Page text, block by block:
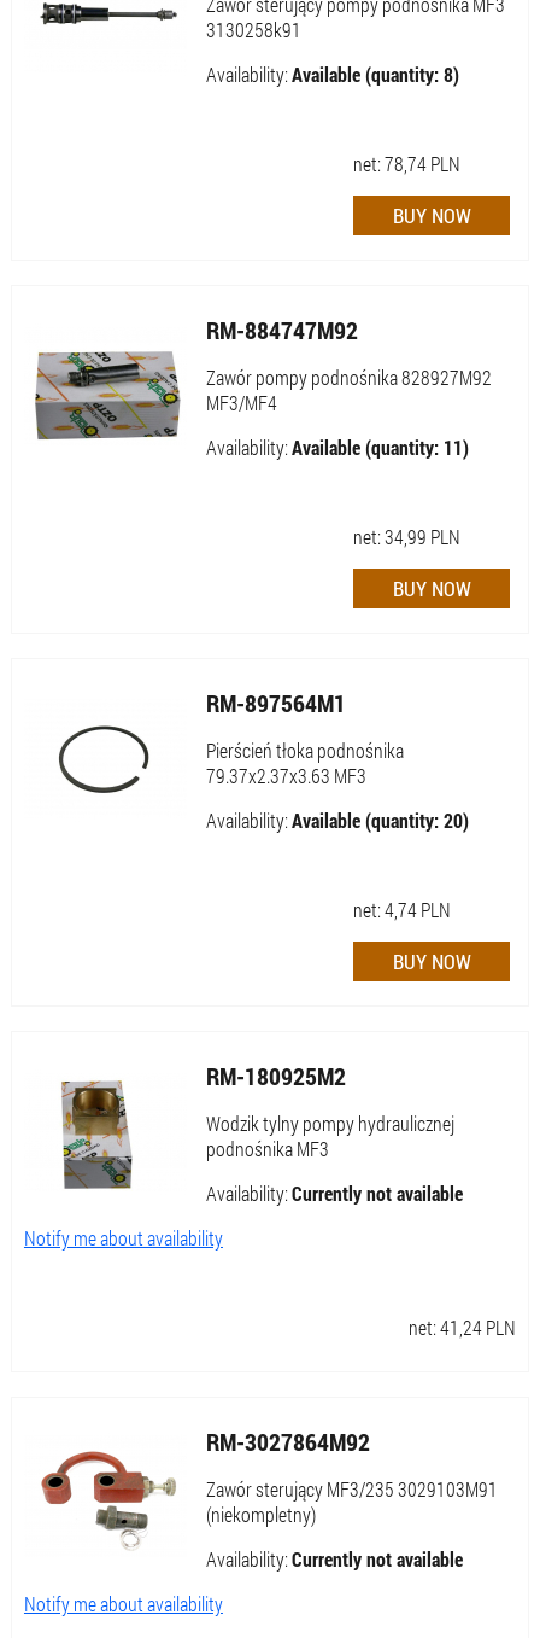
3130258k91
Availability:Available (quantity: 8)
net:78,74PLN
RM-884747M92
Zawór pompy podnośnika 828927M92
MF3/MF4
Availability:Available (quantity: 11)
net:34,99 PLN
RM-897564M1
Pierścień tłoka podnośnika
79.37x2.37x3.63 MF3
Availability:Available (quantity: 20)
net:4,74PLN
RM-180925M2
Wodzik tylny pompy hydraulicznej
podnośnika MF3
Availability:Currently not available
Notify me about availability
net:41,24PLN
RM-3027864M92
Zawór sterujący MF3/235 3029103M91
(niekompletny)
Availability:Currently not available
Notify me about availability